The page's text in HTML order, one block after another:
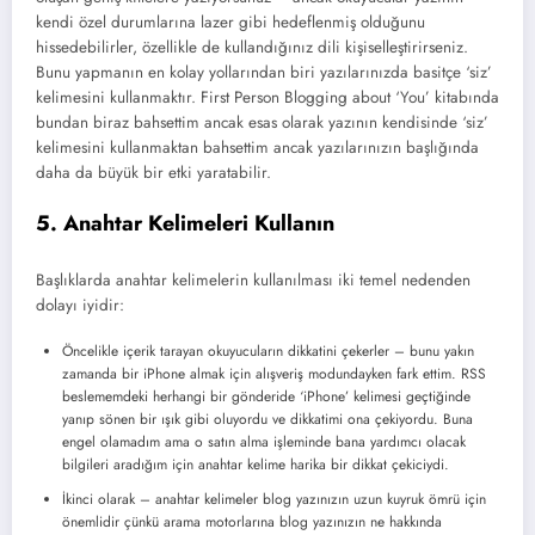
kendi özel durumlarına lazer gibi hedeflenmiş olduğunu
hissedebilirler, özellikle de kullandığınız dili kişiselleştirirseniz.
Bunu yapmanın en kolay yollarından biri yazılarınızda basitçe ‘siz’
kelimesini kullanmaktır. First Person Blogging about ‘You’ kitabında
bundan biraz bahsettim ancak esas olarak yazının kendisinde ‘siz’
kelimesini kullanmaktan bahsettim ancak yazılarınızın başlığında
daha da büyük bir etki yaratabilir.
5. Anahtar Kelimeleri Kullanın
Başlıklarda anahtar kelimelerin kullanılması iki temel nedenden
dolayı iyidir:
Öncelikle içerik tarayan okuyucuların dikkatini çekerler – bunu yakın
zamanda bir iPhone almak için alışveriş modundayken fark ettim. RSS
beslememdeki herhangi bir gönderide ‘iPhone’ kelimesi geçtiğinde
yanıp sönen bir ışık gibi oluyordu ve dikkatimi ona çekiyordu. Buna
engel olamadım ama o satın alma işleminde bana yardımcı olacak
bilgileri aradığım için anahtar kelime harika bir dikkat çekiciydi.
İkinci olarak – anahtar kelimeler blog yazınızın uzun kuyruk ömrü için
önemlidir çünkü arama motorlarına blog yazınızın ne hakkında